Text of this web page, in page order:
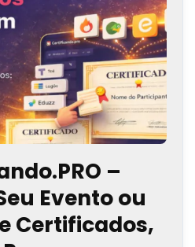
–
Evento ou
Certificados,